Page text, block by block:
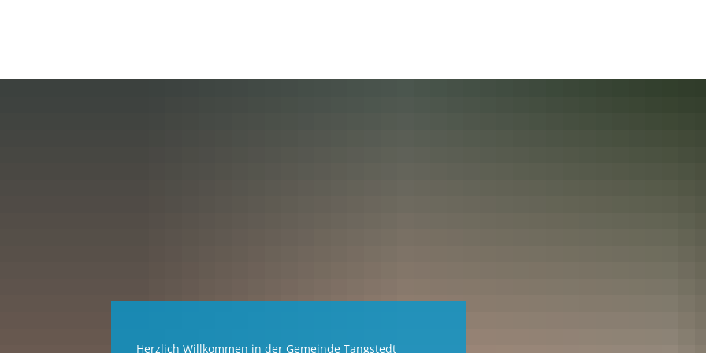
Unsere Gemeinde Dienstleistungen
Herzlich Willkommen in der Gemeinde Tangstedt